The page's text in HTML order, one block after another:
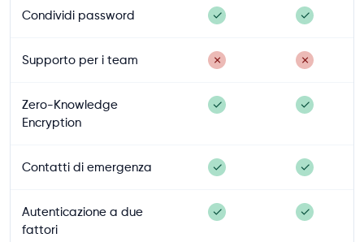
Condividi password ✓ ✓
Supporto per i team ✗ ✗
Zero-Knowledge
Encryption
✓ ✓
Contatti di emergenza ✓ ✓
Autenticazione a due
fattori
✓ ✓